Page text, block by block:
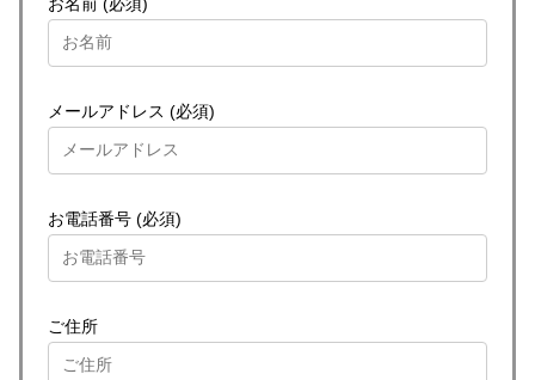
メールアドレス (必須)
お電話番号 (必須)
ご住所